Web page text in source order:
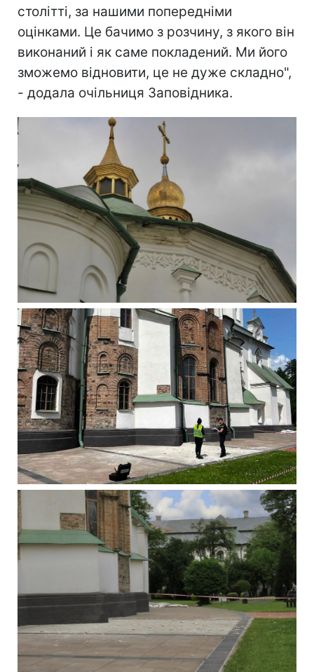
столітті, за нашими попередніми
оцінками. Це бачимо з розчину, з якого він
виконаний і як саме покладений. Ми його
зможемо відновити, це не дуже складно",
- додала очільниця Заповідника.